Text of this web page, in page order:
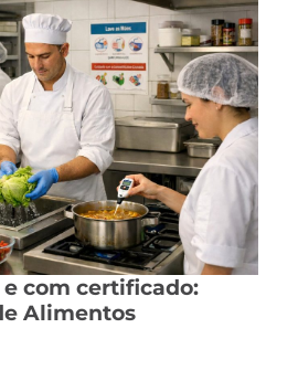
com certificado:
Alimentos